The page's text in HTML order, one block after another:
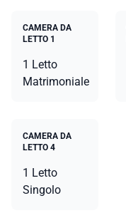
CAMERA DA
LETTO 1
1 Letto
Matrimoniale
CAMERA DA
LETTO 4
1 Letto
Singolo